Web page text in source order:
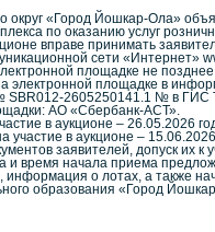
округ «Город Йошкар-Ола»
по оказанию услуг
вправе принимать
сети «Интернет»
площадке не
электронной площадке в
2605250141.1 № в ГИС
АО «Сбербанк-АСТ».
в аукционе – 26.05.2026
участие в аукционе –
заявителей, допуск их
и время начала приема
информация о лотах, а также
образования «Город